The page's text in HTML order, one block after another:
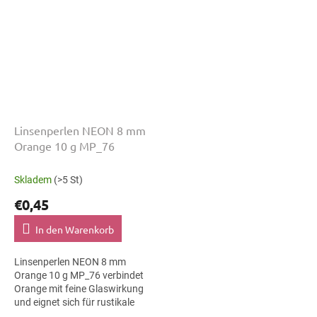
Linsenperlen NEON 8 mm
Orange 10 g MP_76
Skladem (>5 St)
€0,45
In den Warenkorb
Linsenperlen NEON 8 mm
Orange 10 g MP_76 verbindet
Orange mit feine Glaswirkung
und eignet sich für rustikale